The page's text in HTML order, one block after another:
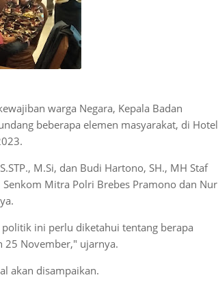
warga Negara, Kepala Badan
beberapa elemen masyarakat, di Hotel
M.Si, dan Budi Hartono, SH., MH Staf
Mitra Polri Brebes Pramono dan Nur
ini perlu diketahui tentang berapa
25 November," ujarnya.
akan disampaikan.